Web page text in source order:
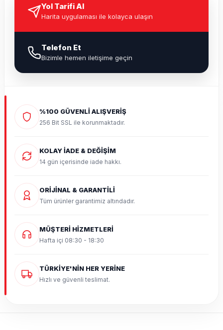
Yol Tarifi Al
Harita uygulaması ile kolayca ulaşın
Telefon Et
Bizimle hemen iletişime geçin
%100 GÜVENLİ ALIŞVERİŞ
256 Bit SSL ile korunmaktadır.
KOLAY İADE & DEĞİŞİM
14 gün içerisinde iade hakkı.
ORİJİNAL & GARANTİLİ
Tüm ürünler garantimiz altındadır.
MÜŞTERİ HİZMETLERİ
Hafta içi 08:30 - 18:30
TÜRKİYE'NİN HER YERİNE
Hızlı ve güvenli teslimat.